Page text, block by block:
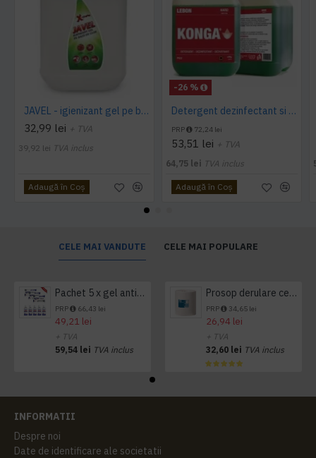
JAVEL - igienizant gel pe baza de clor 5 L AQAS
32,99 lei + TVA
39,92 lei TVA inclus
Adaugă în Coş
-26 %
Detergent dezinfectant si detartrant, Konga Hard, 5L -Aviz biocid
PRP 72,24 lei
53,51 lei + TVA
64,75 lei TVA inclus
Adaugă în Coş
CELE MAI VANDUTE CELE MAI POPULARE
Pachet 5 x gel antibacterian 50ml si 3 x Servetele antibacteriene 48 buc Hygienium
PRP 66,43 lei
49,21 lei
+ TVA
59,54 lei TVA inclus
Prosop derulare centrala 1 pliu, 300 m Tork
PRP 34,65 lei
26,94 lei
+ TVA
32,60 lei TVA inclus
INFORMATII
Despre noi
Date de identificare ale societatii